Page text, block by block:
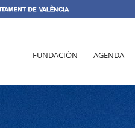
FUNDACIÓN AGENDA